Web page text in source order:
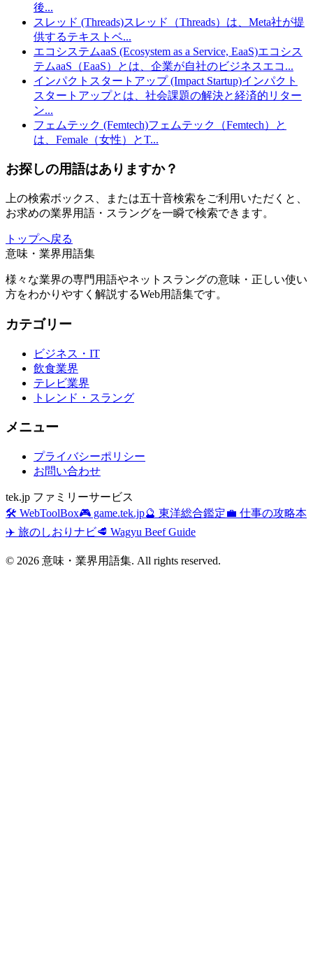
後...
スレッド (Threads)スレッド（Threads）は、Meta社が提
供するテキストベ...
エコシステムaaS (Ecosystem as a Service, EaaS)エコシス
テムaaS（EaaS）とは、企業が自社のビジネスエコ ...
インパクトスタートアップ (Impact Startup)インパクト
スタートアップとは、社会課題の解決と経済的リター
ン...
フェムテック (Femtech)フェムテック（Femtech）と
は、Female（女性）とT...
お探しの用語はありますか？
上の検索ボックス、または五十音検索をご利用いただくと、
お求めの業界用語・スラングを一瞬で検索できます。
トップへ戻る
意味・業界用語集
様々な業界の専門用語やネットスラングの意味・正しい使い
方をわかりやすく解説するWeb用語集です。
カテゴリー
ビジネス・IT
飲食業界
テレビ業界
トレンド・スラング
メニュー
プライバシーポリシー
お問い合わせ
tek.jp ファミリーサービス
🛠️ WebToolBox🎮 game.tek.jp🔮 東洋総合鑑定💼 仕事の攻略本
✈️ 旅のしおりナビ🥩 Wagyu Beef Guide
© 2026 意味・業界用語集. All rights reserved.